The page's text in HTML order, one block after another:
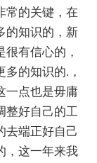
常的关键，在
的知识的，新
有信心的，
的知识的.，
一点也是毋庸
整好自己的工
去端正好自己
，这一年来我